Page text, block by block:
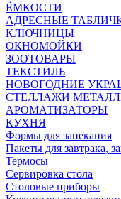
ЁМКОСТИ
АДРЕСНЫЕ
КЛЮЧНИЦЫ
ОКНОМОЙКИ
ЗООТОВАРЫ
ТЕКСТИЛЬ
НОВОГОДНИЕ
СТЕЛЛАЖИ
АРОМАТИЗАТОРЫ
КУХНЯ
Формы для запекания
Пакеты для завтрака,
Термосы
Сервировка стола
Столовые приборы